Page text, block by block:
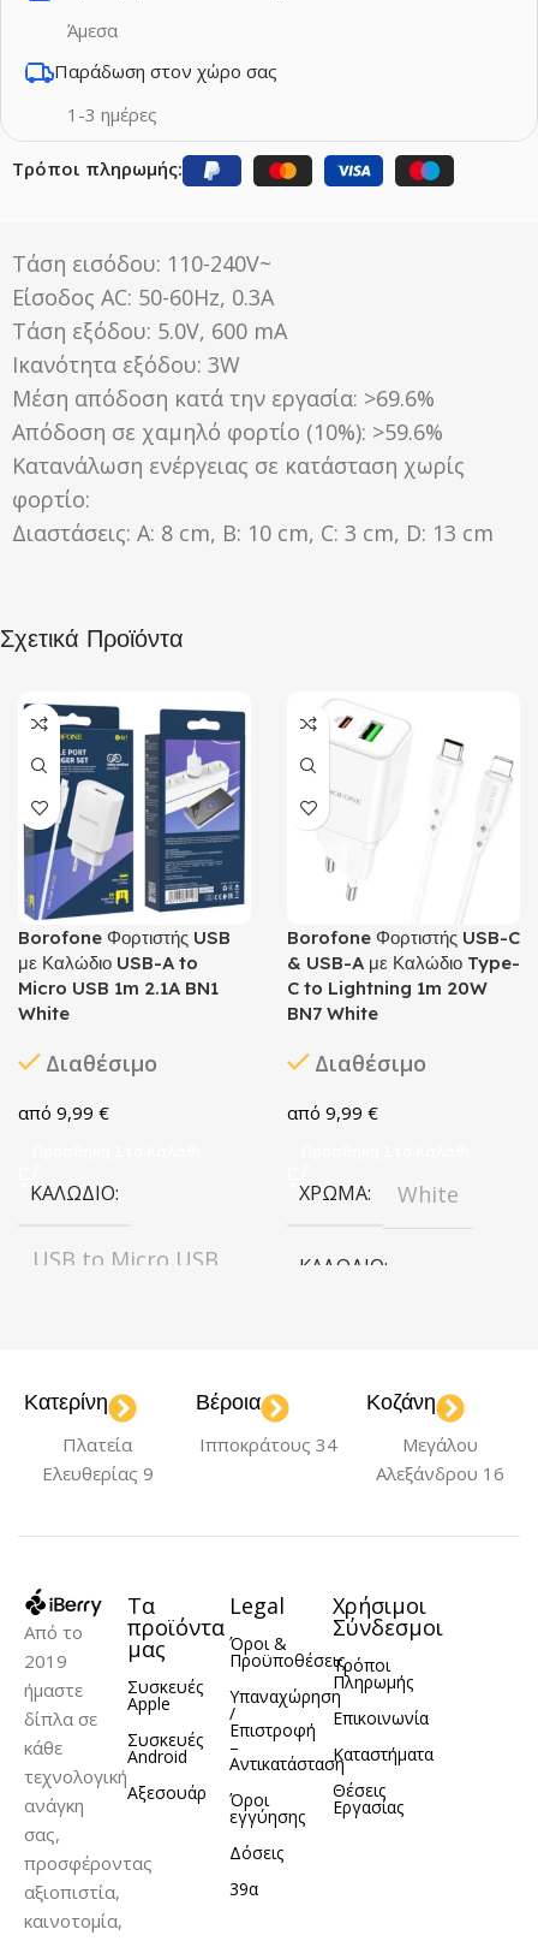
Άμεσα
Παράδωση στον χώρο σας
1-3 ημέρες
Τρόποι πληρωμής:
Τάση εισόδου: 110-240V~
Είσοδος AC: 50-60Hz, 0.3A
Τάση εξόδου: 5.0V, 600 mA
Ικανότητα εξόδου: 3W
Μέση απόδοση κατά την εργασία: >69.6%
Απόδοση σε χαμηλό φορτίο (10%): >59.6%
Κατανάλωση ενέργειας σε κατάσταση χωρίς
φορτίο:
Διαστάσεις: A: 8 cm, B: 10 cm, C: 3 cm, D: 13 cm
Σχετικά Προϊόντα
Borofone Φορτιστής USB
με Καλώδιο USB-A to
Micro USB 1m 2.1A BN1
White
Διαθέσιμο
9,99 €
ΚΑΛΏΔΙΟ
USB to Micro USB
USB
Borofone Φορτιστής USB-C
& USB-A με Καλώδιο Type-
C to Lightning 1m 20W
BN7 White
Διαθέσιμο
9,99 €
ΧΡΏΜΑ White
ΚΑΛΏΔΙΟ
ΚΑΤΑΣΚΕΥΑΣΤΉΣ
USB,USB-C
Κατερίνη
Πλατεία
Ελευθερίας 9
Βέροια
Ιπποκράτους 34
Κοζάνη
Μεγάλου
Αλεξάνδρου 16
Από το
2019
ήμαστε
δίπλα σε
κάθε
τεχνολογική
ανάγκη
σας,
προσφέροντας
αξιοπιστία,
καινοτομία,
Τα
προϊόντα
μας
Συσκευές
Apple
Συσκευές
Android
Αξεσουάρ
Legal
Όροι &
Προϋποθέσεις
Υπαναχώρηση
/
Επιστροφή
–
Αντικατάσταση
Όροι
εγγύησης
Δόσεις
39α
Χρήσιμοι
Σύνδεσμοι
Τρόποι
Πληρωμής
Επικοινωνία
Καταστήματα
Θέσεις
Εργασίας